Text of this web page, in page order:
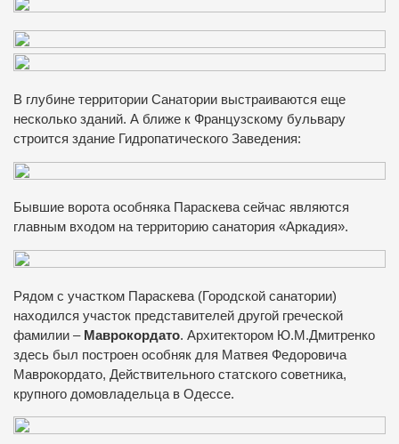
В глубине территории Санатории выстраиваются еще
несколько зданий. А ближе к Французскому бульвару
строится здание Гидропатического Заведения:
Бывшие ворота особняка Параскева сейчас являются
главным входом на территорию санатория «Аркадия».
Рядом с участком Параскева (Городской санатории)
находился участок представителей другой греческой
фамилии – Маврокордато. Архитектором Ю.М.Дмитренко
здесь был построен особняк для Матвея Федоровича
Маврокордато, Действительного статского советника,
крупного домовладельца в Одессе.